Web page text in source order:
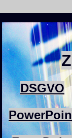
DSGVO